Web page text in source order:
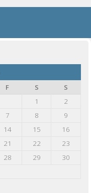
F S
S
1
2
7 8
9
14 15
16
21 22
23
28 29
30